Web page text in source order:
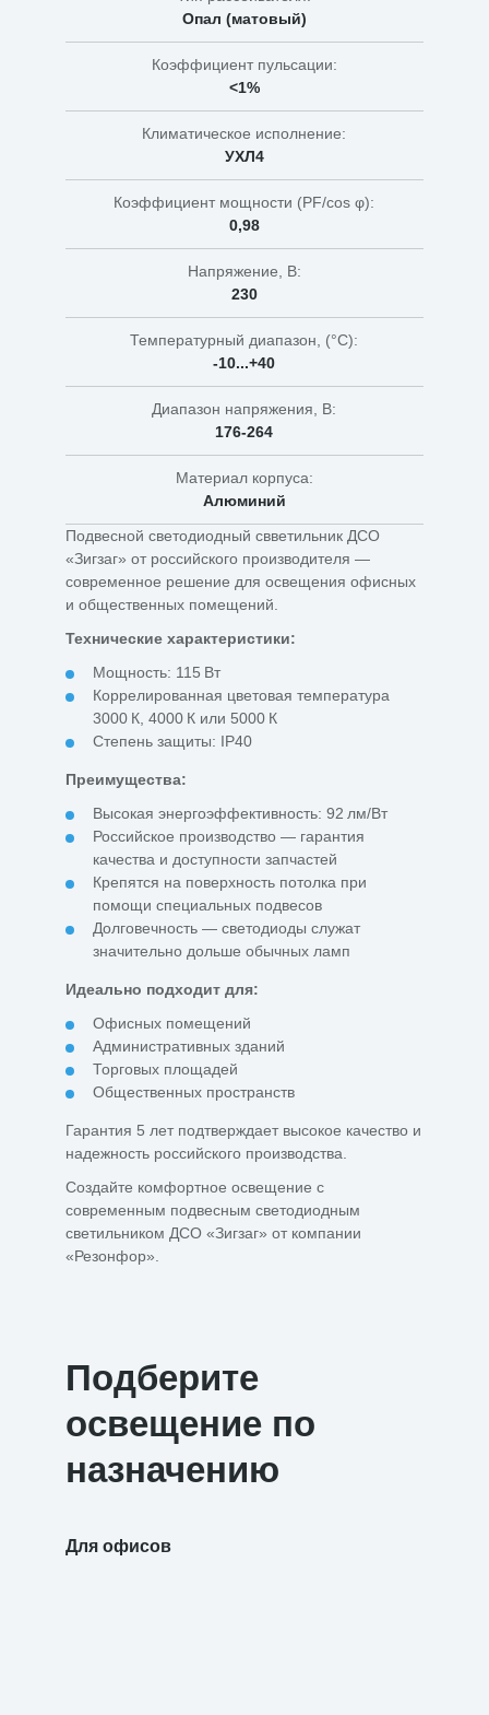
Опал (матовый)
Коэффициент пульсации:
<1%
Климатическое исполнение:
УХЛ4
Коэффициент мощности (PF/cos φ):
0,98
Напряжение, В:
230
Температурный диапазон, (°C):
-10...+40
Диапазон напряжения, В:
176-264
Материал корпуса:
Алюминий
Подвесной светодиодный свветильник ДСО
«Зигзаг» от российского производителя —
современное решение для освещения офисных
и общественных помещений.
Технические характеристики:
Мощность: 115 Вт
Коррелированная цветовая температура
3000 К, 4000 К или 5000 К
Степень защиты: IP40
Преимущества:
Высокая энергоэффективность: 92 лм/Вт
Российское производство — гарантия
качества и доступности запчастей
Крепятся на поверхность потолка при
помощи специальных подвесов
Долговечность — светодиоды служат
значительно дольше обычных ламп
Идеально подходит для:
Офисных помещений
Административных зданий
Торговых площадей
Общественных пространств
Гарантия 5 лет подтверждает высокое качество и
надежность российского производства.
Создайте комфортное освещение с
современным подвесным светодиодным
светильником ДСО «Зигзаг» от компании
«Резонфор».
Подберите
освещение по
назначению
Для офисов